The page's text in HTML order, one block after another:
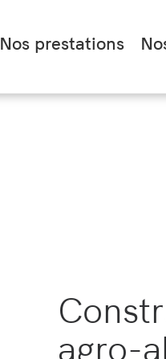
Nos prestations
agro-